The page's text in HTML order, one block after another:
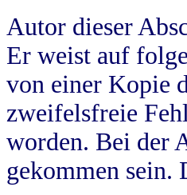
Autor dieser
Er weist auf
von einer Kopie
zweifelsfreie
worden. Bei der
gekommen sein.